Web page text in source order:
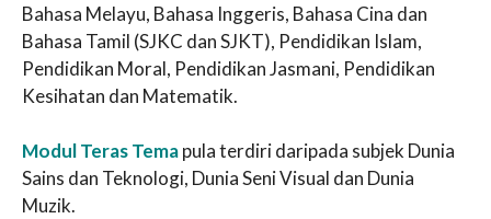
Bahasa Melayu, Bahasa Inggeris, Bahasa Cina dan
Bahasa Tamil (SJKC dan SJKT), Pendidikan Islam,
Pendidikan Moral, Pendidikan Jasmani, Pendidikan
Kesihatan dan Matematik.
Modul Teras Temapula terdiri daripada subjek Dunia
Sains dan Teknologi, Dunia Seni Visual dan Dunia
Muzik.